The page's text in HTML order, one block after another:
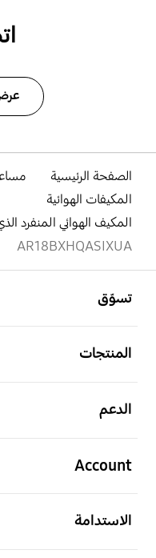
الصفحة الرئيسية
المكيفات الهوائية
المكيف الهوائي المنفرد
AR18BXHQASIXUA
تسوّق
المنتجات
الدعم
Account
الاستدامة